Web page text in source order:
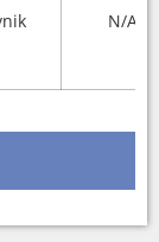
N/A